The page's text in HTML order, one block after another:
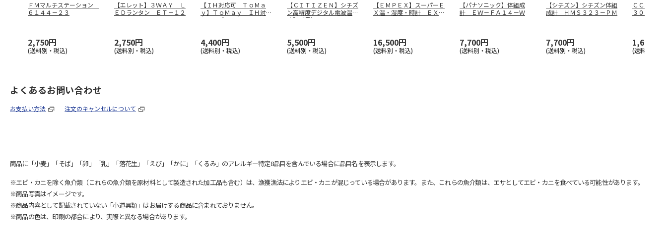
ＦＭマルチステーション
６１４４－２３
2,750円
(送料別・税込)
【エレット】３ＷＡＹ Ｌ
ＥＤランタン ＥＴ－１２
2,750円
(送料別・税込)
【ＩＨ対応可 ＴｏＭａ
ｙ】ＴｏＭａｙ ＩＨ対応
マルチポット
4,400円
(送料別・税込)
【ＣＩＴＩＺＥＮ】シチズ
ン高精度デジタル電波温湿
度計（黒）
5,500円
(送料別・税込)
【ＥＭＰＥＸ】スーパーＥ
Ｘ温・湿度・時計 ＥＸ－
16,500円
(送料別・税込)
【パナソニック】体組成
計 ＥＷ－ＦＡ１４－Ｗ
7,700円
(送料別・税込)
【シチズン】シチズン体組
成計 ＨＭＳ３２３－ＰＭ
7,700円
(送料別・税込)
ＣＣパウダ
３００ｍｌ
1,650円
(送料別・税
よくあるお問い合わせ
お支払い方法 注文のキャンセルについて
商品に「小麦」「そば」「卵」「乳」「落花生」「えび」「かに」「くるみ」のアレルギー特定8品目を含んでいる場合に品目名を表示します。
※エビ・カニを除く魚介類（これらの魚介類を原材料として製造された加工品も含む）は、漁獲漁法によりエビ・カニが混じっている場合があります。また、これらの魚介類は、エサとしてエビ・カニを食べている可能性があります。
※商品写真はイメージです。
※商品内容として記載されていない「小道具類」はお届けする商品に含まれておりません。
※商品の色は、印刷の都合により、実際と異なる場合があります。